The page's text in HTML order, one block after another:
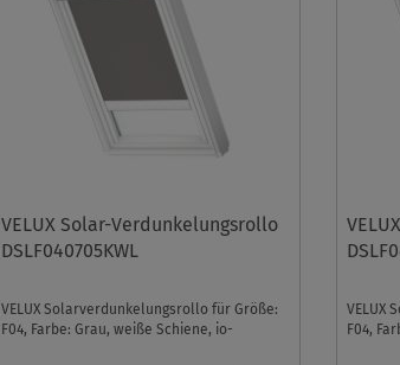
VELUX Solar-Verdunkelungsrollo
DSLF040705KWL
VELUX Solarverdunkelungsrollo für Größe:
F04, Farbe: Grau, weiße Schiene, io-
VELUX
F04,